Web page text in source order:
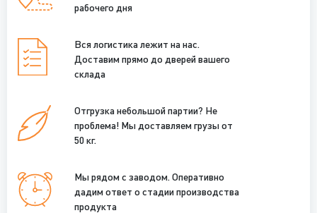
рабочего дня
Вся логистика лежит на нас.
Доставим прямо до дверей вашего
склада
Отгрузка небольшой партии? Не
проблема! Мы доставляем грузы от
50 кг.
Мы рядом с заводом. Оперативно
дадим ответ о стадии производства
продукта